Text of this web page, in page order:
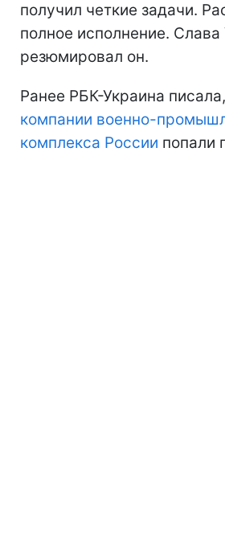
получил четкие задачи.
полное исполнение. Слава
резюмировал он.
Ранее РБК-Украина
компании военно-
комплекса России попали